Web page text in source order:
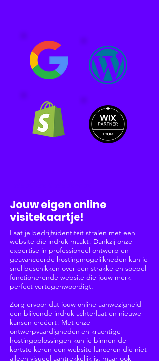
Jouw eigen online
visitekaartje!
Laat je bedrijfsidentiteit stralen met een
website die indruk maakt! Dankzij onze
expertise in professioneel ontwerp en
geavanceerde hostingmogelijkheden kun je
snel beschikken over een strakke en soepel
functionerende website die jouw merk
perfect vertegenwoordigt.
Zorg ervoor dat jouw online aanwezigheid
een blijvende indruk achterlaat en nieuwe
kansen creëert! Met onze
ontwerpvaardigheden en krachtige
hostingoplossingen kun je binnen de
kortste keren een website lanceren die niet
alleen visueel aantrekkelijk is, maar ook